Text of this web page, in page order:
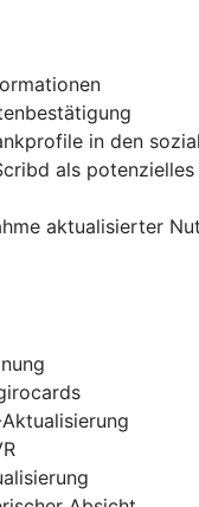
in den
als
aktualisierter